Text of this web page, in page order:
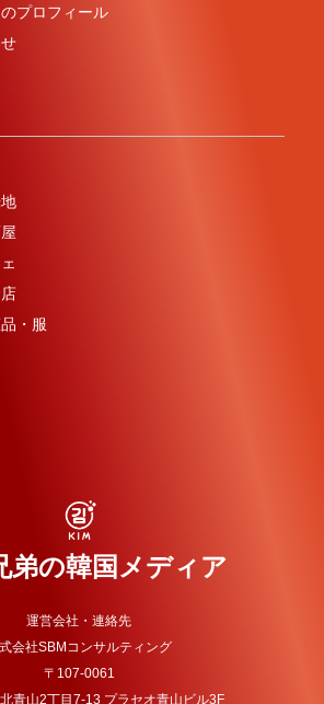
プロフィール
・服
弟の韓国メディア
運営会社・連絡先
会社SBMコンサルティング
〒107-0061
青山2丁目7-13 プラセオ青山ビル3F